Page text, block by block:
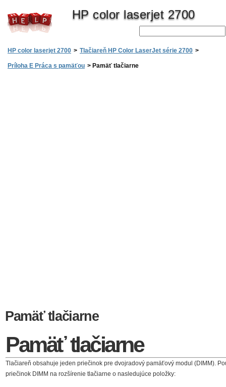
HP color laserjet 2700
HP color laserjet 2700 > Tlačiareň HP Color LaserJet série 2700 >
Príloha E Práca s pamäťou > Pamäť tlačiarne
Pamäť tlačiarne
Pamäť tlačiarne
Tlačiareň obsahuje jeden priečinok pre dvojradový pamäťový modul (DIMM).
priečinok DIMM na rozšírenie tlačiarne o nasledujúce položky: